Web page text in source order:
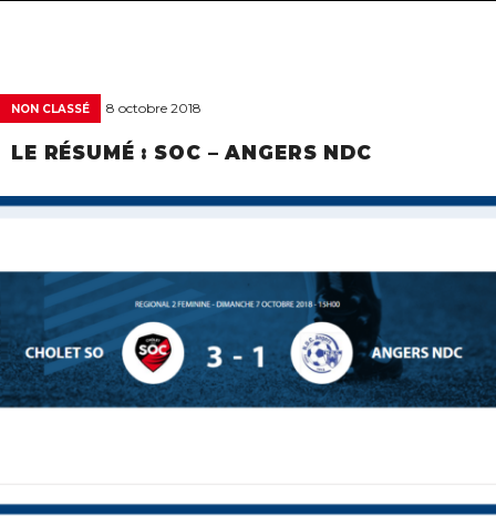
NON CLASSÉ 8 octobre 2018
LE RÉSUMÉ : SOC – ANGERS NDC